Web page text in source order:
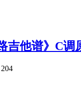
吉他谱》C调
204